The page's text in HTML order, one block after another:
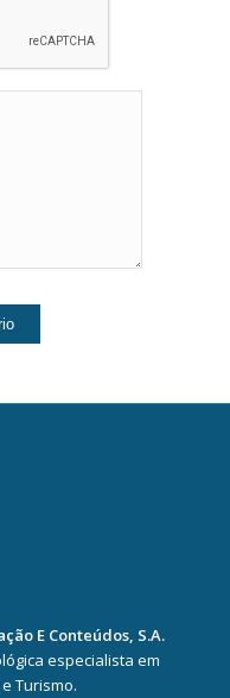
E Conteúdos, S.A.
especialista em
Turismo.